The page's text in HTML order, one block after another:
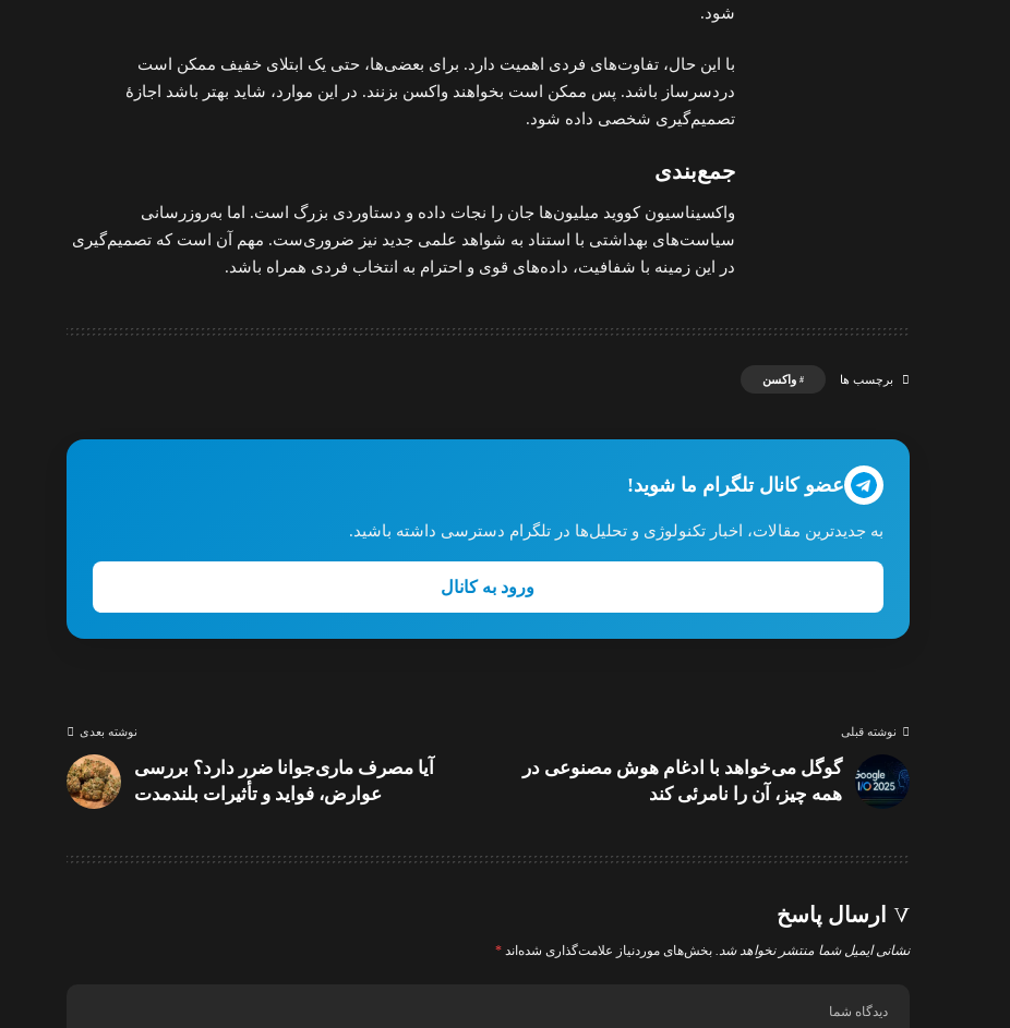
شود.
با این حال، تفاوت‌های فردی اهمیت دارد. برای بعضی‌ها، حتی یک ابتلای خفیف ممکن است
دردسرساز باشد. پس ممکن است بخواهند واکسن بزنند. در این موارد، شاید بهتر باشد اجازهٔ
تصمیم‌گیری شخصی داده شود.
جمع‌بندی
واکسیناسیون کووید میلیون‌ها جان را نجات داده و دستاوردی بزرگ است. اما به‌روزرسانی
سیاست‌های بهداشتی با استناد به شواهد علمی جدید نیز ضروری‌ست. مهم آن است که تصمیم‌گیری
در این زمینه با شفافیت، داده‌های قوی و احترام به انتخاب فردی همراه باشد.
برچسب ها واکسن
عضو کانال تلگرام ما شوید!
به جدیدترین مقالات، اخبار تکنولوژی و تحلیل‌ها در تلگرام دسترسی داشته باشید.
ورود به کانال
نوشته قبلی
گوگل می‌خواهد با ادغام هوش مصنوعی در
همه چیز، آن را نامرئی کند
نوشته بعدی
آیا مصرف ماری‌جوانا ضرر دارد؟ بررسی
عوارض، فواید و تأثیرات بلندمدت
ارسال پاسخ
نشانی ایمیل شما منتشر نخواهد شد. بخش‌های موردنیاز علامت‌گذاری شده‌اند *